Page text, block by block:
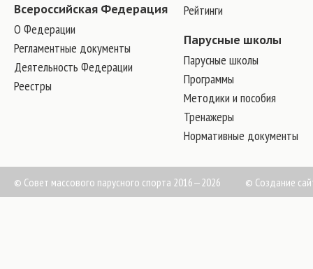
Всероссийская Федерация
О Федерации
Регламентные документы
Деятельность Федерации
Реестры
Рейтинги
Парусные школы
Парусные школы
Программы
Методики и пособия
Тренажеры
Нормативные документы
© Совет массового парусного спорта 2016—2026 © Создание